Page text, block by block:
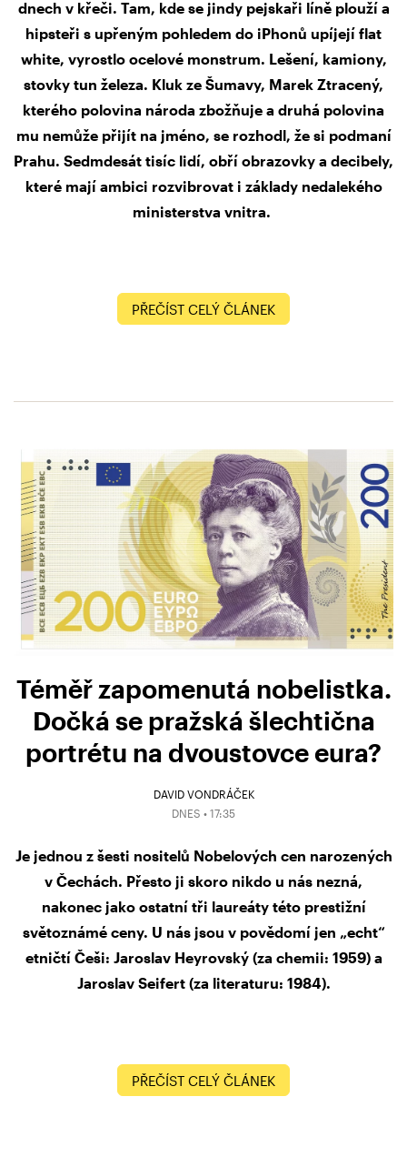
dnech v křeči. Tam, kde se jindy pejskaři líně plouží a
hipsteři s upřeným pohledem do iPhonů upíjejí flat
white, vyrostlo ocelové monstrum. Lešení, kamiony,
stovky tun železa. Kluk ze Šumavy, Marek Ztracený,
kterého polovina národa zbožňuje a druhá polovina
mu nemůže přijít na jméno, se rozhodl, že si podmaní
Prahu. Sedmdesát tisíc lidí, obří obrazovky a decibely,
které mají ambici rozvibrovat i základy nedalekého
ministerstva vnitra.
PŘEČÍST CELÝ ČLÁNEK
Téměř zapomenutá nobelistka.
Dočká se pražská šlechtična
portrétu na dvoustovce eura?
DAVID VONDRÁČEK
DNES • 17:35
Je jednou z šesti nositelů Nobelových cen narozených
v Čechách. Přesto ji skoro nikdo u nás nezná,
nakonec jako ostatní tři laureáty této prestižní
světoznámé ceny. U nás jsou v povědomí jen „echt“
etničtí Češi: Jaroslav Heyrovský (za chemii: 1959) a
Jaroslav Seifert (za literaturu: 1984).
PŘEČÍST CELÝ ČLÁNEK